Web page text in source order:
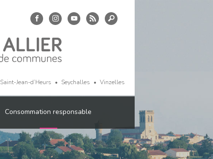
Saint-Jean-d’Heurs Seychalles Vinzelles
Consommation responsable